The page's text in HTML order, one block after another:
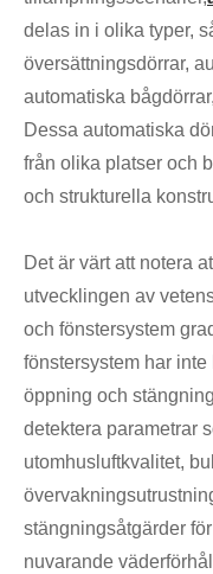
delas in i olika typer,
översättningsdörrar,
automatiska
Dessa automatiska
från olika platser och
och strukturella
Det är värt att notera
utvecklingen av
och fönstersystem
fönstersystem har
öppning och
detektera parametrar
utomhusluftkvalitet,
stängningsåtgärder
nuvarande